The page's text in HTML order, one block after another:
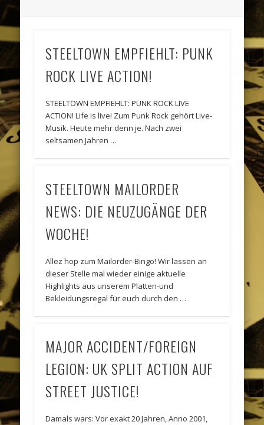
STEELTOWN EMPFIEHLT: PUNK
ROCK LIVE ACTION!
STEELTOWN EMPFIEHLT: PUNK ROCK LIVE
ACTION! Life is live! Zum Punk Rock gehört Live-
Musik. Heute mehr denn je. Nach zwei
seltsamen Jahren …
STEELTOWN MAILORDER
NEWS: DIE NEUZUGÄNGE DER
WOCHE!
Allez hop zum Mailorder-Bingo! Wir lassen an
dieser Stelle mal wieder einige aktuelle
Highlights aus unserem Platten-und
Bekleidungsregal für euch durch den …
MAJOR ACCIDENT/FOREIGN
LEGION: UK SPLIT ACTION AUF
STREET JUSTICE!
Damals wars: Vor exakt 20 Jahren, Anno 2001,